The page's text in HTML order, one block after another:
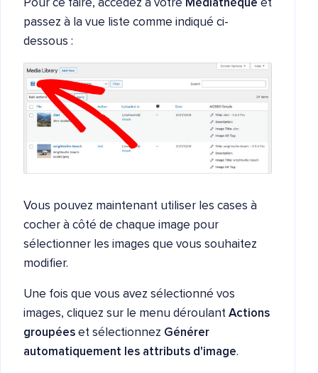
Pour ce faire, accédez à votre Médiathèque et
passez à la vue liste comme indiqué ci-
dessous :
Vous pouvez maintenant utiliser les cases à
cocher à côté de chaque image pour
sélectionner les images que vous souhaitez
modifier.
Une fois que vous avez sélectionné vos
images, cliquez sur le menu déroulant Actions
groupées et sélectionnez Générer
automatiquement les attributs d'image.